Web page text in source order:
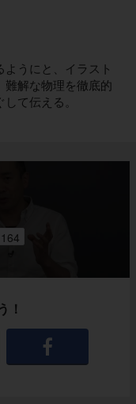
うにと、イラスト
難解な物理を徹底的
て伝える。
164
！